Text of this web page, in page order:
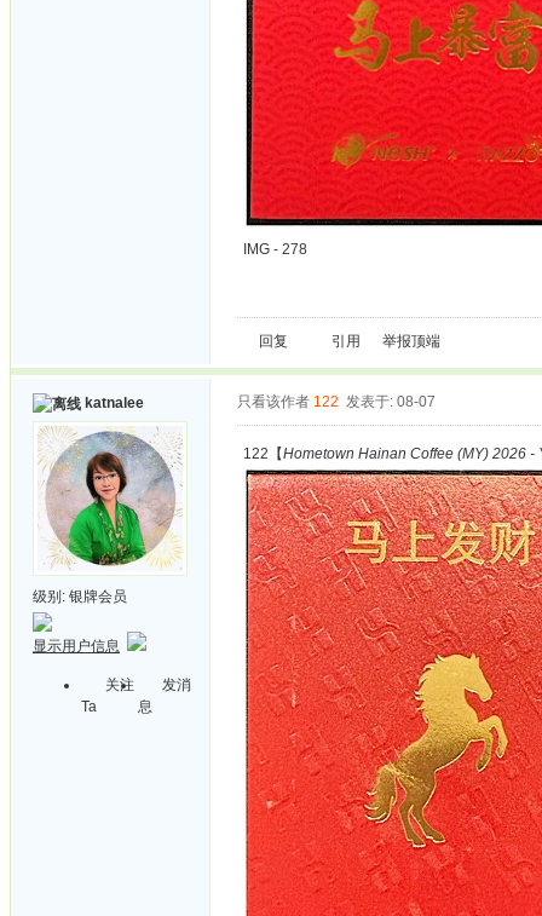
IMG - 278
回复 引用 举报顶端
katnalee
级别: 银牌会员
显示用户信息
关注
Ta
发消
息
只看该作者 122 发表于: 08-07
122【Hometown Hainan Coffee (MY) 2026 -